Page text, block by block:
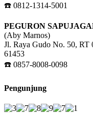
☎️ 0812-1314-5001
PEGURON
(Aby Marnos)
Jl. Raya Gudo No. 50, RT
61453
☎️ 0857-8008-0098
Pengunjung